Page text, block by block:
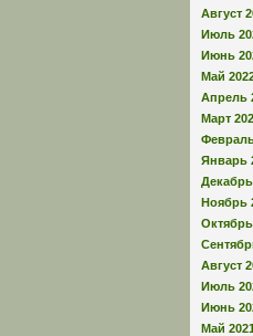
Август
Июль
Июнь
Май
Апрель
Март
Январь
Ноябрь
Август
Июль
Июнь
Май